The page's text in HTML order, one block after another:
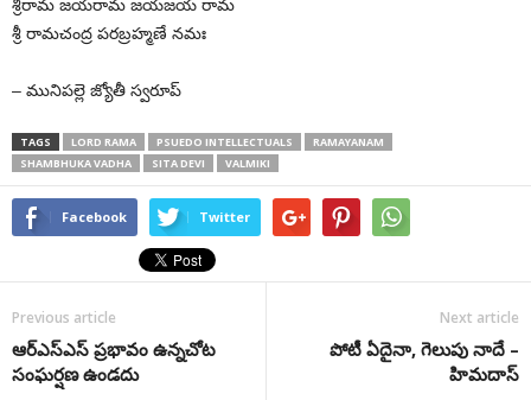
శ్రీరామ జయరామ జయజయ రామ
శ్రీ రామచంద్ర పరబ్రహ్మణే నమః
– మునిపల్లె జ్యోతీ స్వరూప్
TAGS LORD RAMA PSUEDO INTELLECTUALS
RAMAYANAM
SHAMBHUKA VADHA
SITA DEVI VALMIKI
Facebook Twitter
Previous article
ఆర్‌ఎస్‌ఎస్‌ ప్రభావం ఉన్నచోట
సంఘర్షణ ఉండదు
Next article
పోటీ ఏదైనా, గెలుపు నాదే –
హిమదాస్‌